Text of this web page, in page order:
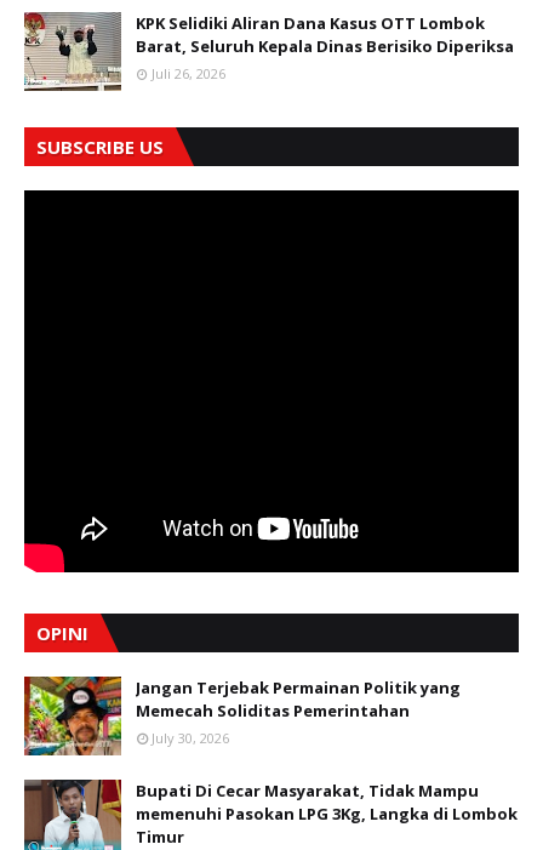
KPK Selidiki Aliran Dana Kasus OTT Lombok
Barat, Seluruh Kepala Dinas Berisiko Diperiksa
Juli 26, 2026
SUBSCRIBE US
OPINI
Jangan Terjebak Permainan Politik yang
Memecah Soliditas Pemerintahan
July 30, 2026
Bupati Di Cecar Masyarakat, Tidak Mampu
memenuhi Pasokan LPG 3Kg, Langka di Lombok
Timur